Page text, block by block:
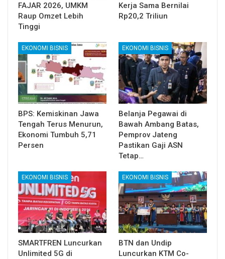
FAJAR 2026, UMKM
Raup Omzet Lebih
Tinggi
Kerja Sama Bernilai
Rp20,2 Triliun
EKONOMI BISNIS
BPS: Kemiskinan Jawa
Tengah Terus Menurun,
Ekonomi Tumbuh 5,71
Persen
EKONOMI BISNIS
Belanja Pegawai di
Bawah Ambang Batas,
Pemprov Jateng
Pastikan Gaji ASN
Tetap…
EKONOMI BISNIS
SMARTFREN Luncurkan
Unlimited 5G di
EKONOMI BISNIS
BTN dan Undip
Luncurkan KTM Co-